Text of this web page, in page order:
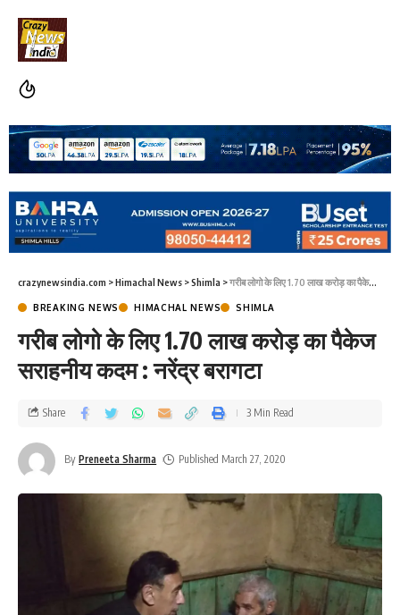
crazynewsindia.com >Himachal News >Shimla >गरीब लोगो के लिए 1.70 लाख करोड़ का पैकेज सराहनीय कदम : नरेंद्र बरागटा
BREAKING NEWS HIMACHAL NEWS SHIMLA
गरीब लोगो के लिए 1.70 लाख करोड़ का पैकेज
सराहनीय कदम : नरेंद्र बरागटा
By Preneeta Sharma Published March 27, 2020
Share 3 Min Read